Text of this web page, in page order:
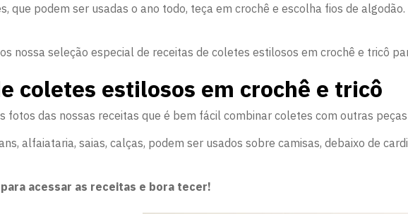
que podem ser usadas o ano todo, teça em crochê e escolha fios de
nossa seleção especial de receitas de coletes estilosos em crochê e tricô
coletes estilosos em crochê e tricô
fotos das nossas receitas que é bem fácil combinar coletes com outras
alfaiataria, saias, calças, podem ser usados sobre camisas, debaixo de
acessar as receitas e bora tecer!